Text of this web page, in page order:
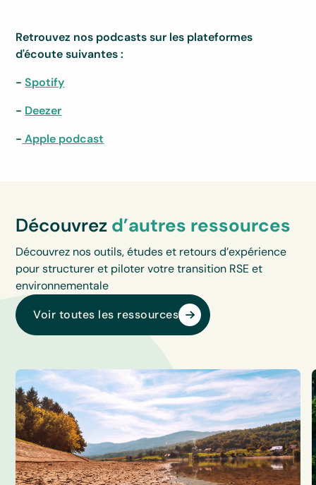
Retrouvez nos podcasts sur les plateformes
d'écoute suivantes :
-Spotify
- Deezer
- Apple podcast
Découvrez d’autres ressources
Découvrez nos outils, études et retours d’expérience
pour structurer et piloter votre transition RSE et
environnementale
Voir toutes les ressources